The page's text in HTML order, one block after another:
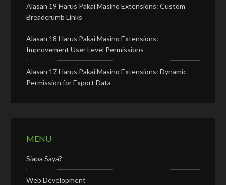
Alasan 19 Harus Pakai Masino Extensions: Custom
Breadcrumb Links
Alasan 18 Harus Pakai Masino Extensions:
Improvement User Level Permissions
Alasan 17 Harus Pakai Masino Extensions: Dynamic
Permission for Export Data
MENU
Siapa Saya?
Web Development